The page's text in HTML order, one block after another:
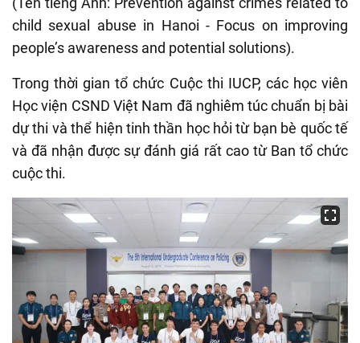
child sexual abuse in Hanoi - Focus on improving
people’s awareness and potential solutions).
Trong thời gian tổ chức Cuộc thi IUCP, các học viên
Học viện CSND Việt Nam đã nghiêm túc chuẩn bị bài
dự thi và thể hiện tinh thần học hỏi từ bạn bè quốc tế
và đã nhận được sự đánh giá rất cao từ Ban tổ chức
cuộc thi.